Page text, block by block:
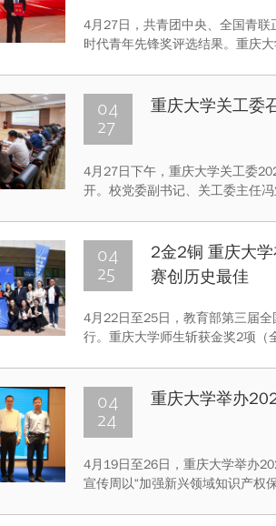
4月27日，共青团中央、全国青
时代青年先锋奖评选结果。重庆
04
27
重庆大学关工委
4月27日下午，重庆大学关工委
开。校党委副书记、关工委主任
04
25
2金2铜 重庆大
赛创历史最佳
4月22日至25日，教育部第三届
行。重庆大学师生斩获金奖2项（
04
24
重庆大学举办
4月19日至26日，重庆大学举办
宣传周以“加强新兴领域知识产权